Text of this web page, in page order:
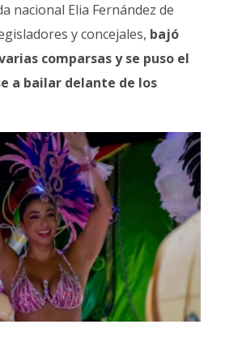
nacional Elia Fernández de
y concejales, bajó
comparsas y se puso el
a bailar delante de los